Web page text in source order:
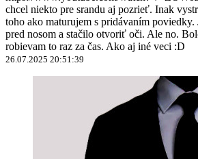
chcel niekto pre srandu aj pozrieť. Inak
toho ako maturujem s pridávaním poviedky.
pred nosom a stačilo otvoriť oči. Ale no.
robievam to raz za čas. Ako aj iné veci :D
26.07.2025 20:51:39